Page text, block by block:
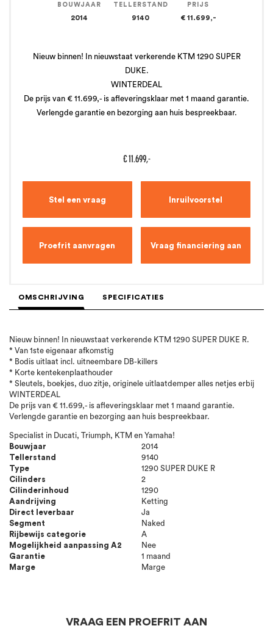
BOUWJAAR
2014
TELLERSTAND
9140
PRIJS
€ 11.699,-
Nieuw binnen! In nieuwstaat verkerende KTM 1290 SUPER
DUKE.
WINTERDEAL
De prijs van € 11.699,- is afleveringsklaar met 1 maand garantie.
Verlengde garantie en bezorging aan huis bespreekbaar.
€11.699,-
Stel een vraag Inruilvoorstel
Proefrit aanvragen Vraag financiering aan
OMSCHRIJVING SPECIFICATIES
Nieuw binnen! In nieuwstaat verkerende KTM 1290 SUPER DUKE R.
* Van 1ste eigenaar afkomstig
* Bodis uitlaat incl. uitneembare DB-killers
* Korte kentekenplaathouder
* Sleutels, boekjes, duo zitje, originele uitlaatdemper alles netjes erbij
WINTERDEAL
De prijs van € 11.699,- is afleveringsklaar met 1 maand garantie.
Verlengde garantie en bezorging aan huis bespreekbaar.
Specialist in Ducati, Triumph, KTM en Yamaha!
Bouwjaar
2014
Tellerstand
9140
Type
1290 SUPER DUKE R
Cilinders
2
Cilinderinhoud
1290
Aandrijving
Ketting
Direct leverbaar
Ja
Segment
Naked
Rijbewijs categorie
A
Mogelijkheid aanpassing A2
Nee
Garantie
1 maand
Marge
Marge
VRAAG EEN PROEFRIT AAN